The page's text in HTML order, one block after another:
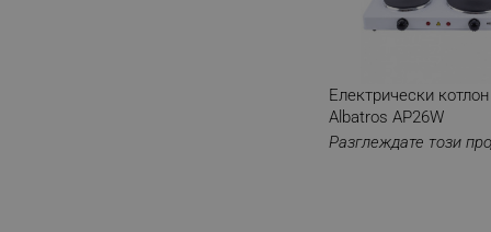
Електрически котлон
Albatros AP26W
Разглеждате този
_nzm_noid_92166-7699
_sgf_user_id
_sgf_session_id